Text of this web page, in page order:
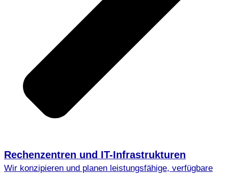
Rechenzentren und IT-Infrastrukturen
Wir konzipieren und planen leistungsfähige, verfügbare